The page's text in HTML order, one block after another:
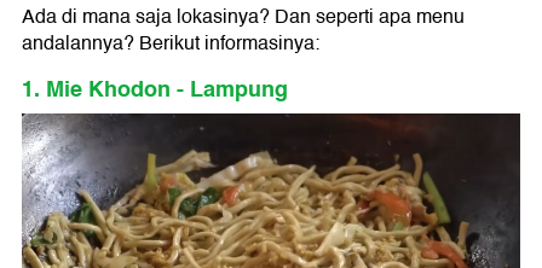
Ada di mana saja lokasinya? Dan seperti apa menu
andalannya? Berikut informasinya:
1. Mie Khodon - Lampung